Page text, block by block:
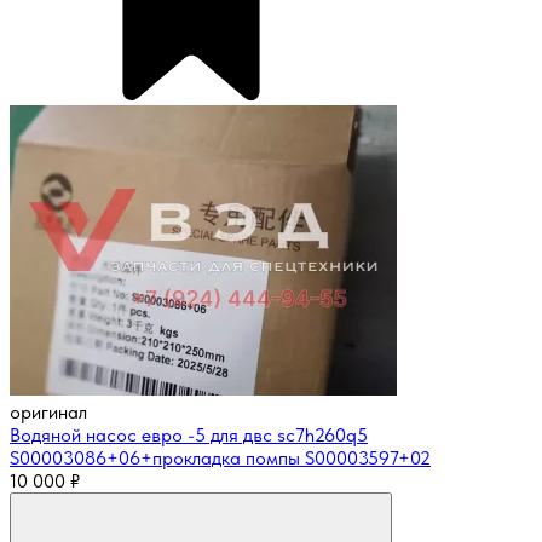
оригинал
Водяной насос евро -5 для двс sc7h260q5
S00003086+06+прокладка помпы S00003597+02
10 000 ₽